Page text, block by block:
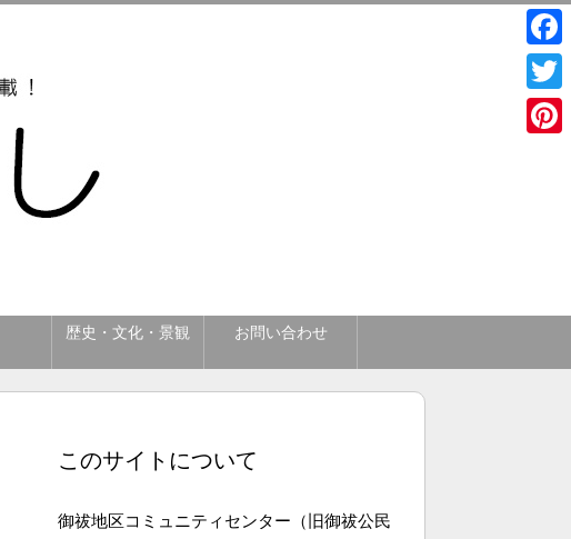
歴史・文化・景観 お問い合わせ
このサイトについて
御祓地区コミュニティセンター（旧御祓公民